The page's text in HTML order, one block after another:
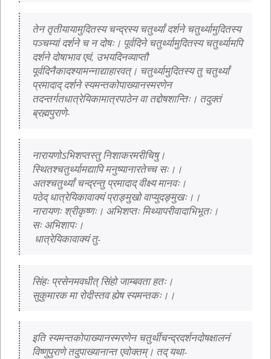
तेन तृतीयायामुदितस्य चन्द्रस्य चतुर्थ्यां दर्शने चतुर्थ्यामुदितस्य
पञ्चम्यां दर्शने च न दोषः। पूर्वदिने चतुर्थ्यामुदितस्य चतुर्थ्यामपि
दर्शने दोषाभाव एवं, उभयदिनव्याप्तौ
पूर्वदिनैकादश्यामन्नाद्याहारवत्। चतुर्थ्यामुदितस्य तु चतुर्थ्यां
प्रमादाद् दर्शने स्यमन्तकोपाख्यानस्मरणेन
तदन्तर्गतधात्रेयिकामात्रपाठेन वा तद्दोषशान्तिः। तदुक्तं
ब्रह्मपुराणे-
नारायणोऽभिशप्तस्तु निशाकरमरीचिषु।
स्थितश्चतुर्थ्यामद्यापि मनुष्यानारतेच्च सः।।
अतश्चतुर्थ्यां चन्द्रन्तु प्रमादाद् वीक्ष्य मानवः।
पठेद् धात्रेयिकावाक्यं प्राङ्मुखो वाप्युदङ्मुखः।।
नारायणः श्रीकृष्णः। अभिशप्तः मिथ्यापरीवादाभिभूतः।
सः अभिशापः।
धात्रेयिकावाक्यं तु-
सिंहः प्रसेनमवधीत् सिंहो जाम्बवता हतः।
सुकुमारक मा रोदीस्तव ह्येष स्यमन्तकः।।
इति स्यमन्तकोपाख्यानस्मरणेन चतुर्थीचन्द्रदर्शनदोषक्षालनं
विष्णुपुराणे तदुपाख्यानान्त एवोक्तम्। तद् यथा-